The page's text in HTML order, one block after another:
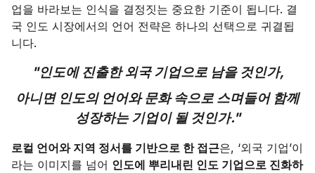
업을 바라보는 인식을 결정짓는 중요한 기준이 됩니다. 결
국 인도 시장에서의 언어 전략은 하나의 선택으로 귀결됩
니다.
"인도에 진출한 외국 기업으로 남을 것인가,
아니면 인도의 언어와 문화 속으로 스며들어 함께
성장하는 기업이 될 것인가."
로컬 언어와 지역 정서를 기반으로 한 접근은, ‘외국 기업’이
라는 이미지를 넘어 인도에 뿌리내린 인도 기업으로 진화하